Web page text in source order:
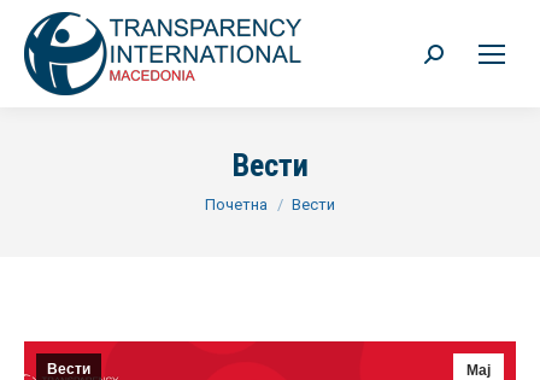
Search:
Вести
You are here:
Почетна Вести
Мај
Вести